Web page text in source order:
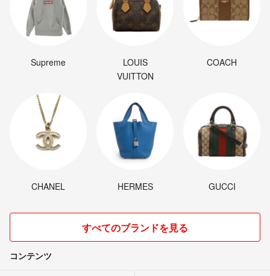
Supreme
LOUIS
VUITTON
COACH
CHANEL HERMES GUCCI
すべてのブランドを見る
コンテンツ